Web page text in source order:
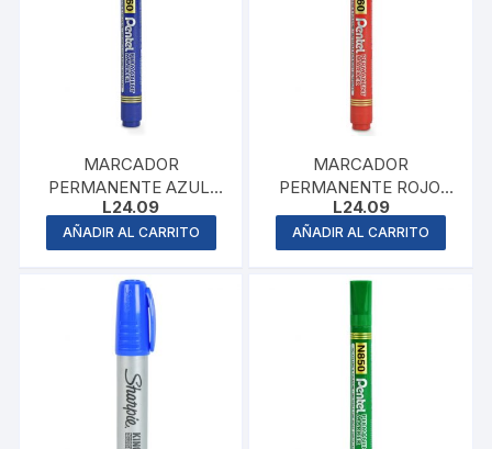
MARCADOR
PERMANENTE AZUL,
PENTEL
L24.09
AÑADIR AL CARRITO
MARCADOR
PERMANENTE ROJO,
PENTEL
L24.09
AÑADIR AL CARRITO